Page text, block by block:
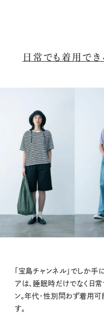
日常でも着用でき
「宝島チャンネル」でしか
アは、睡眠時だけでなく日
ン。年代・性別問わず着用
す。